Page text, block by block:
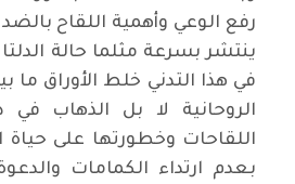
رفع الوعي وأهمية اللقاح
ينتشر بسرعة مثلما حالة
في هذا التدني خلط الأوراق ما
الروحانية لا بل الذهاب
اللقاحات وخطورتها على حياة
بعدم ارتداء الكمامات